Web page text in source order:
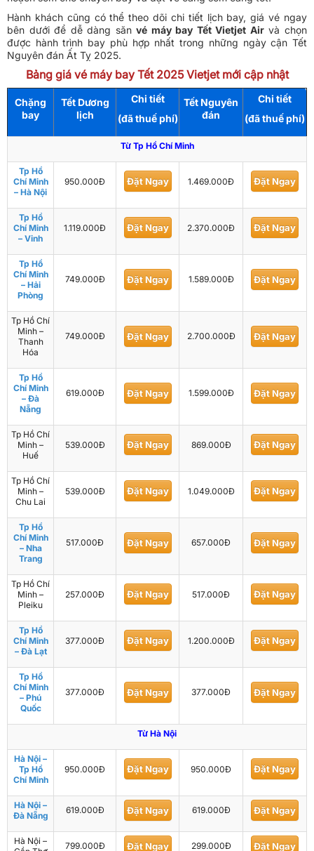
Hành khách cũng có thể theo dõi chi tiết lịch bay, giá vé ngay
bên dưới để dễ dàng sănvé máy bay Tết Vietjet Airvà chọn
được hành trình bay phù hợp nhất trong những ngày cận Tết
Nguyên đán Ất Tỵ 2025.
Bảng giá vé máy bay Tết 2025 Vietjet mới cập nhật
Chặng
bay
Tết Dương
lịch
Chi tiết
(đã thuế phí)
Tết Nguyên
đán
Chi tiết
(đã thuế phí)
Từ Tp Hồ Chí Minh
Tp Hồ
Chí Minh
– Hà Nội
950.000Đ Đặt Ngay 1.469.000Đ Đặt Ngay
Tp Hồ
Chí Minh
– Vinh
1.119.000Đ Đặt Ngay 2.370.000Đ Đặt Ngay
Tp Hồ
Chí Minh
– Hải
Phòng
749.000Đ Đặt Ngay 1.589.000Đ Đặt Ngay
Tp Hồ Chí
Minh –
Thanh
Hóa
749.000Đ Đặt Ngay 2.700.000Đ Đặt Ngay
Tp Hồ
Chí Minh
– Đà
Nẵng
619.000Đ Đặt Ngay 1.599.000Đ Đặt Ngay
Tp Hồ Chí
Minh –
Huế
539.000Đ Đặt Ngay 869.000Đ Đặt Ngay
Tp Hồ Chí
Minh –
Chu Lai
539.000Đ Đặt Ngay 1.049.000Đ Đặt Ngay
Tp Hồ
Chí Minh
– Nha
Trang
517.000Đ Đặt Ngay 657.000Đ Đặt Ngay
Tp Hồ Chí
Minh –
Pleiku
257.000Đ Đặt Ngay 517.000Đ Đặt Ngay
Tp Hồ
Chí Minh
– Đà Lạt
377.000Đ Đặt Ngay 1.200.000Đ Đặt Ngay
Tp Hồ
Chí Minh
– Phú
Quốc
377.000Đ Đặt Ngay 377.000Đ Đặt Ngay
Từ Hà Nội
Hà Nội –
Tp Hồ
Chí Minh
950.000Đ Đặt Ngay 950.000Đ Đặt Ngay
Hà Nội –
Đà Nẵng
619.000Đ Đặt Ngay 619.000Đ Đặt Ngay
Hà Nội –
799.000Đ Đặt Ngay 299.000Đ Đặt Ngay